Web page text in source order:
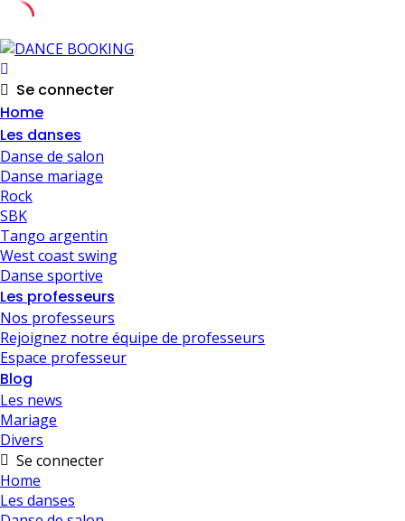
Skip
to
content
Se connecter
Home
Les danses
Danse de salon
Danse mariage
Rock
SBK
Tango argentin
West coast swing
Danse sportive
Les professeurs
Nos professeurs
Rejoignez notre équipe de professeurs
Espace professeur
Blog
Les news
Mariage
Divers
Se connecter
Home
Les danses